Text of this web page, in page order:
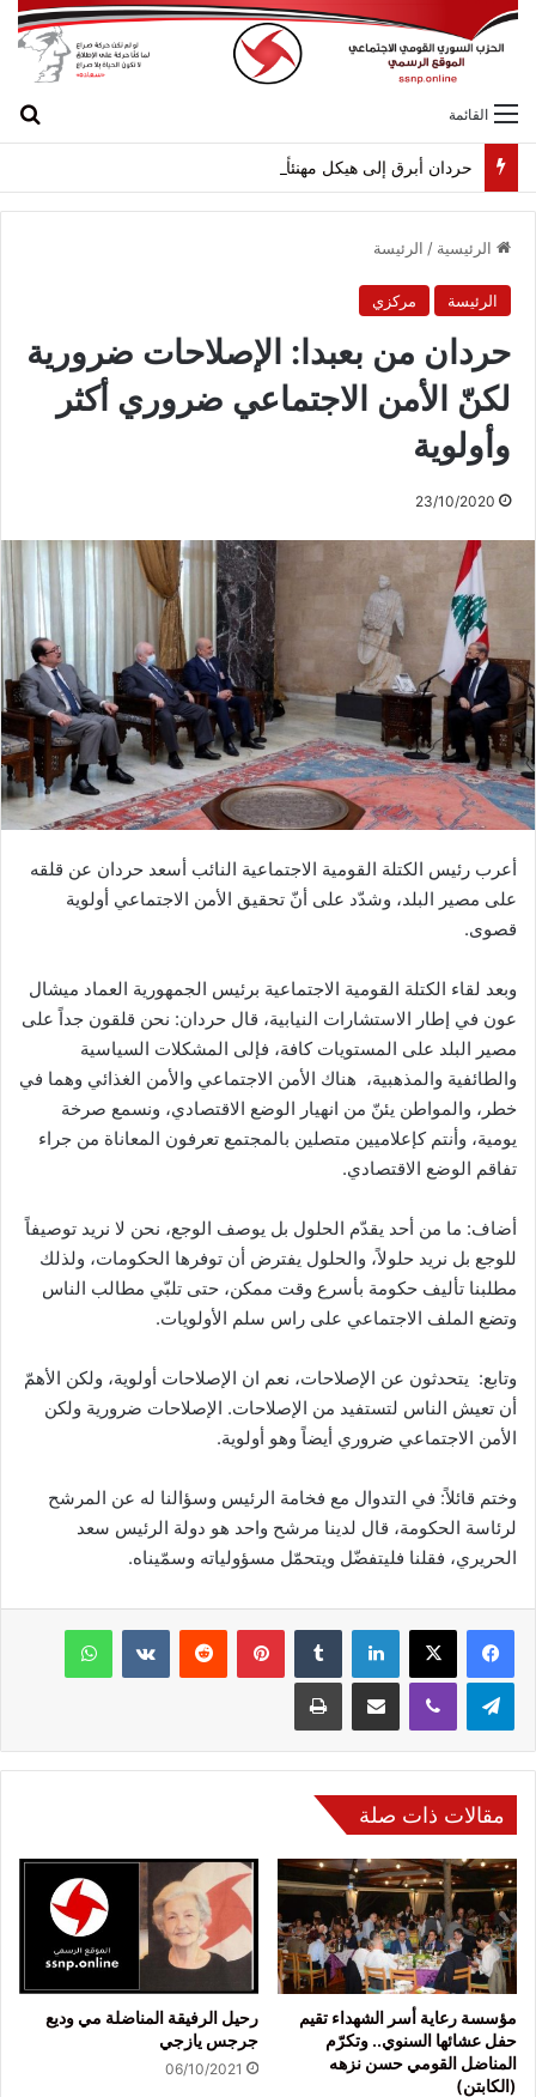
القائمة
حردان أبرق إلى هيكل مهنئاً بمناسبة عيد الجيش
الرئيسية / الرئيسة
الرئيسة مركزي
حردان من بعبدا: الإصلاحات ضرورية
لكنّ الأمن الاجتماعي ضروري أكثر
وأولوية
23/10/2020
أعرب رئيس الكتلة القومية الاجتماعية النائب أسعد حردان عن قلقه
على مصير البلد، وشدّد على أنّ تحقيق الأمن الاجتماعي أولوية
قصوى.
وبعد لقاء الكتلة القومية الاجتماعية برئيس الجمهورية العماد ميشال
عون في إطار الاستشارات النيابية، قال حردان: نحن قلقون جداً على
مصير البلد على المستويات كافة، فإلى المشكلات السياسية
والطائفية والمذهبية، هناك الأمن الاجتماعي والأمن الغذائي وهما في
خطر، والمواطن يئنّ من انهيار الوضع الاقتصادي، ونسمع صرخة
يومية، وأنتم كإعلاميين متصلين بالمجتمع تعرفون المعاناة من جراء
تفاقم الوضع الاقتصادي.
أضاف: ما من أحد يقدّم الحلول بل يوصف الوجع، نحن لا نريد توصيفاً
للوجع بل نريد حلولاً، والحلول يفترض أن توفرها الحكومات، ولذلك
مطلبنا تأليف حكومة بأسرع وقت ممكن، حتى تلبّي مطالب الناس
وتضع الملف الاجتماعي على راس سلم الأولويات.
وتابع: يتحدثون عن الإصلاحات، نعم ان الإصلاحات أولوية، ولكن الأهمّ
أن تعيش الناس لتستفيد من الإصلاحات. الإصلاحات ضرورية ولكن
الأمن الاجتماعي ضروري أيضاً وهو أولوية.
وختم قائلاً: في التدوال مع فخامة الرئيس وسؤالنا له عن المرشح
لرئاسة الحكومة، قال لدينا مرشح واحد هو دولة الرئيس سعد
الحريري، فقلنا فليتفضّل ويتحمّل مسؤولياته وسمّيناه.
فيسبوك لينكدإن بينتيريست
مقالات ذات صلة
مؤسسة رعاية أسر الشهداء تقيم
حفل عشائها السنوي.. وتكرّم
المناضل القومي حسن نزهه
(الكابتن)
رحيل الرفيقة المناضلة مي وديع
جرجس يازجي
06/10/2021